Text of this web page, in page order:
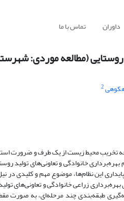
داوران تماس با ما
روستایی (مطالعه موردی:
2
تخریب محیط زیست از یک طرف و ضرورت
خانوادگی و تعاونی‌های تولید
این نظام‌ها، موضوع مهم و کلیدی در
زراعی خانوادگی و تعاونی‌های